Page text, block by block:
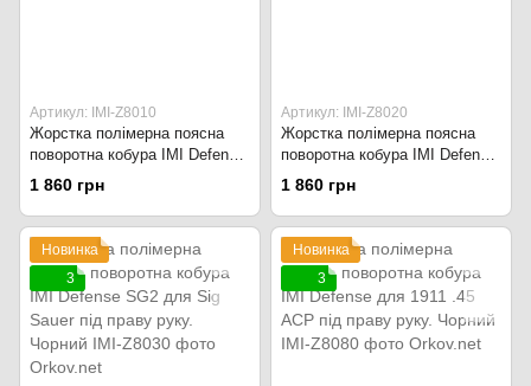
Артикул: IMI-Z8010
Жорстка полімерна поясна
поворотна кобура IMI Defense
GK1 для Glock під праву руку.
1 860 грн
Артикул: IMI-Z8020
Жорстка полімерна поясна
поворотна кобура IMI Defense
SG1 для Sig Sauer під праву
руку. Чорний
1 860 грн
Новинка
3
Новинка
3